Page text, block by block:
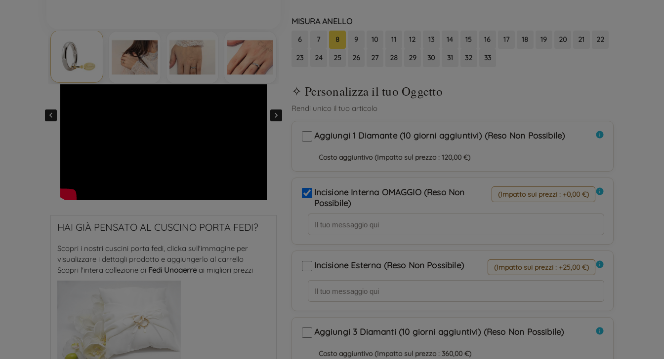
 
HAI GIÀ PENSATO AL CUSCINO PORTA FEDI?
Scopri i nostri cuscini porta fedi, clicka sull'immagine per
visualizzare i dettagli prodotto e aggiungerlo al carrello
Scopri l'intera collezione di Fedi Unoaerreai migliori prezzi
MISURA ANELLO
6 7 8 9 10 11 12 13 14 15 16 17 18 19 20 21 22
23 24 25 26 27 28 29 30 31 32 33
Aggiungi 1 Diamante (10 giorni aggiuntivi) (Reso Non Possibile) info
Costo aggiuntivo (Impatto sul prezzo : 120,00 €)
Incisione Interna OMAGGIO (Reso Non
Possibile)
(Impatto sui prezzi : +0,00 €) info
Incisione Esterna (Reso Non Possibile) (Impatto sui prezzi : +25,00 €) info
Aggiungi 3 Diamanti (10 giorni aggiuntivi) (Reso Non Possibile) info
Costo aggiuntivo (Impatto sul prezzo : 360,00 €)